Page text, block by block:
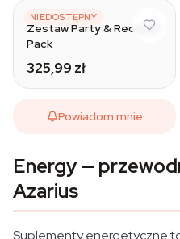
NIEDOSTĘPNY
HAPPY CAPS
Zestaw Party & Recover
Pack
325,99 zł
Powiadom mnie
Energy —
Azarius
Suplementy energetyczne